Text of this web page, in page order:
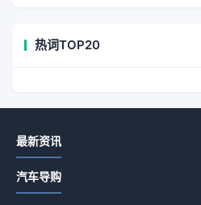
热词TOP20
最新资讯
汽车导购